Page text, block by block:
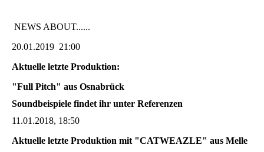
NEWS ABOUT......
20.01.2019 21:00
Aktuelle letzte Produktion:
"Full Pitch" aus Osnabrück
Soundbeispiele findet ihr unter Referenzen
11.01.2018, 18:50
Aktuelle letzte Produktion mit "CATWEAZLE" aus Melle